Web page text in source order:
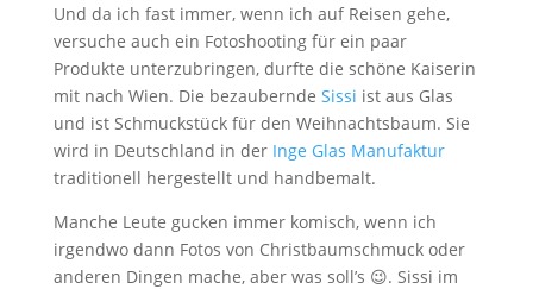
Und da ich fast immer, wenn ich auf Reisen gehe,
versuche auch ein Fotoshooting für ein paar
Produkte unterzubringen, durfte die schöne Kaiserin
mit nach Wien. Die bezaubernde Sissi ist aus Glas
und ist Schmuckstück für den Weihnachtsbaum. Sie
wird in Deutschland in der Inge Glas Manufaktur
traditionell hergestellt und handbemalt.
Manche Leute gucken immer komisch, wenn ich
irgendwo dann Fotos von Christbaumschmuck oder
anderen Dingen mache, aber was soll’s 😉. Sissi im